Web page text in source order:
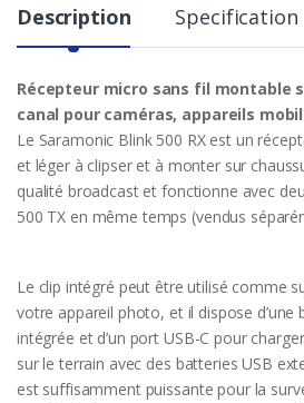
Description Specification
Récepteur micro sans fil montable
canal pour caméras, appareils
Le Saramonic Blink 500 RX est un
et léger à clipser et à monter sur
qualité broadcast et fonctionne avec
500 TX en même temps (vendus
Le clip intégré peut être utilisé comme
votre appareil photo, et il dispose d’une
intégrée et d’un port USB-C pour
sur le terrain avec des batteries USB
est suffisamment puissante pour la